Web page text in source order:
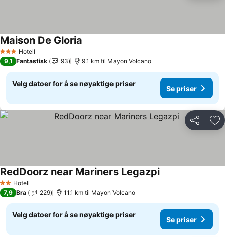
3 StjernerHotell
Maison De Gloria
9,1 Fantastisk 93 9.1 km til Mayon Volcano
Velg datoer for å se nøyaktige priser
Se priser
Del
2 Stjerner
Hotell
RedDoorz near Mariners Legazpi
7,9 Bra 229 11.1 km til Mayon Volcano
Velg datoer for å se nøyaktige priser
Se priser